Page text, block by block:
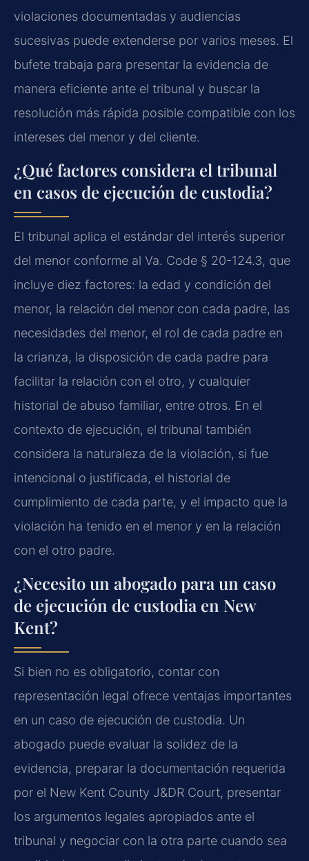
violaciones documentadas y audiencias
sucesivas puede extenderse por varios meses. El
bufete trabaja para presentar la evidencia de
manera eficiente ante el tribunal y buscar la
resolución más rápida posible compatible con los
intereses del menor y del cliente.
¿Qué factores considera el tribunal
en casos de ejecución de custodia?
El tribunal aplica el estándar del interés superior
del menor conforme al Va. Code § 20-124.3, que
incluye diez factores: la edad y condición del
menor, la relación del menor con cada padre, las
necesidades del menor, el rol de cada padre en
la crianza, la disposición de cada padre para
facilitar la relación con el otro, y cualquier
historial de abuso familiar, entre otros. En el
contexto de ejecución, el tribunal también
considera la naturaleza de la violación, si fue
intencional o justificada, el historial de
cumplimiento de cada parte, y el impacto que la
violación ha tenido en el menor y en la relación
con el otro padre.
¿Necesito un abogado para un caso
de ejecución de custodia en New
Kent?
Si bien no es obligatorio, contar con
representación legal ofrece ventajas importantes
en un caso de ejecución de custodia. Un
abogado puede evaluar la solidez de la
evidencia, preparar la documentación requerida
por el New Kent County J&DR Court, presentar
los argumentos legales apropiados ante el
tribunal y negociar con la otra parte cuando sea